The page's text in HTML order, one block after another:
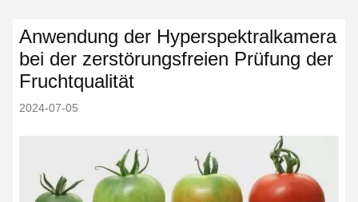
Anwendung der Hyperspektralkamera
bei der zerstörungsfreien Prüfung der
Fruchtqualität
2024-07-05